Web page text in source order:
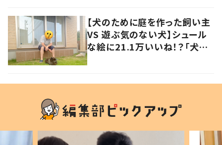
【犬のために庭を作った飼い主
VS 遊ぶ気のない犬】シュール
な絵に21.1万いいね！？「犬の